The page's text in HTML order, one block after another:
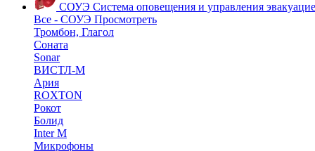
СОУЭ Система оповещения и управления
Все - СОУЭ Просмотреть
Тромбон, Глагол
Соната
Sonar
ВИСТЛ-М
Ария
ROXTON
Рокот
Болид
Inter M
Микрофоны